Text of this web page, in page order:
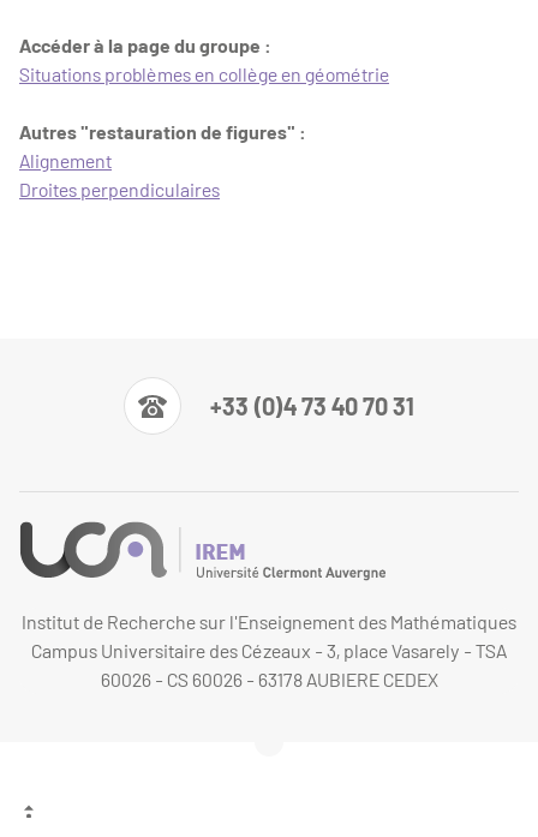
Accéder à la page du groupe :
Situations problèmes en collège en géométrie
Autres "restauration de figures" :
Alignement
Droites perpendiculaires
+33 (0)4 73 40 70 31
Institut de Recherche sur l'Enseignement des Mathématiques
Campus Universitaire des Cézeaux - 3, place Vasarely - TSA
60026 - CS 60026 - 63178 AUBIERE CEDEX